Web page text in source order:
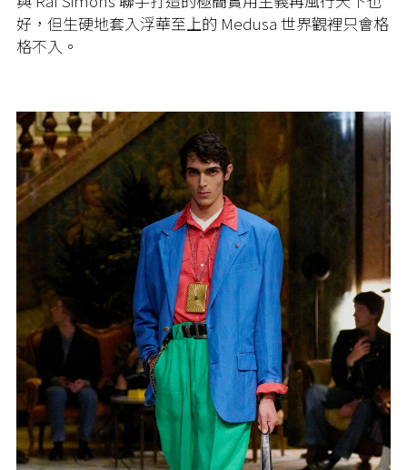
好，但生硬地套入浮華至上的 Medusa 世界觀裡只會格
格不入。